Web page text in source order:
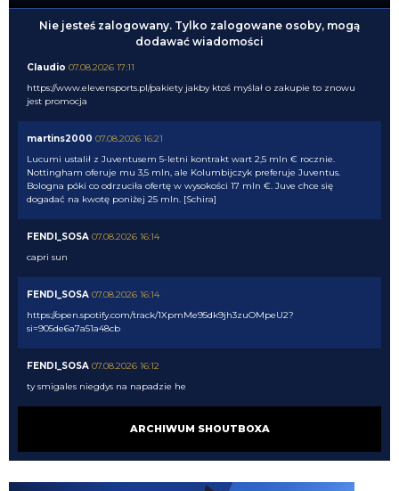
Nie jesteś zalogowany. Tylko zalogowane osoby, mogą
dodawać wiadomości
Claudio 07.08.2026 17:11
https://www.elevensports.pl/pakietyjakby ktoś myślał o zakupie to znowu
jest promocja
martins2000 07.08.2026 16:21
Lucumi ustalił z Juventusem 5-letni kontrakt wart 2,5 mln € rocznie.
Nottingham oferuje mu 3,5 mln, ale Kolumbijczyk preferuje Juventus.
Bologna póki co odrzuciła ofertę w wysokości 17 mln €. Juve chce się
dogadać na kwotę poniżej 25 mln. [Schira]
FENDI_SOSA 07.08.2026 16:14
capri sun
FENDI_SOSA 07.08.2026 16:14
https://open.spotify.com/track/1XpmMe95dk9jh3zuOMpeU2?
si=905de6a7a51a48cb
FENDI_SOSA 07.08.2026 16:12
ty smigales niegdys na napadzie he
07.08.2026 16:12
martins2000 07.08.2026 16:12
ARCHIWUM SHOUTBOXA